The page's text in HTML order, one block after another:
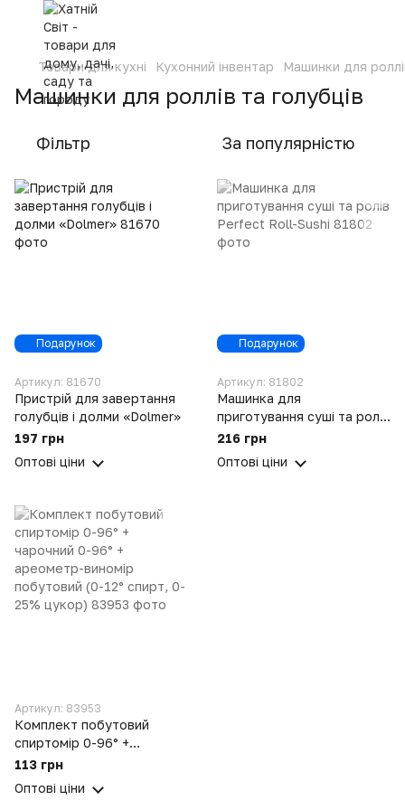
Товари для кухні Кухонний інвентар Машинки для
Машинки для роллів та голубців
Фільтр За популярністю
Подарунок
Артикул: 81670
Пристрій для завертання
голубців і долми «Dolmer»
197 грн
Оптові ціни
Подарунок
Артикул: 81802
Машинка для
приготування суші та ролів
Perfect Roll-Sushi
216 грн
Оптові ціни
Артикул: 83953
Комплект побутовий
спиртомір 0-96° +
чарочний 0-96° +
побутовий (0-12° спирт, 0-
113 грн
Оптові ціни